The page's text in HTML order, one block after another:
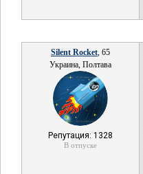
Silent Rocket, 65
Украина, Полтава
Репутация: 1328
В отпуске